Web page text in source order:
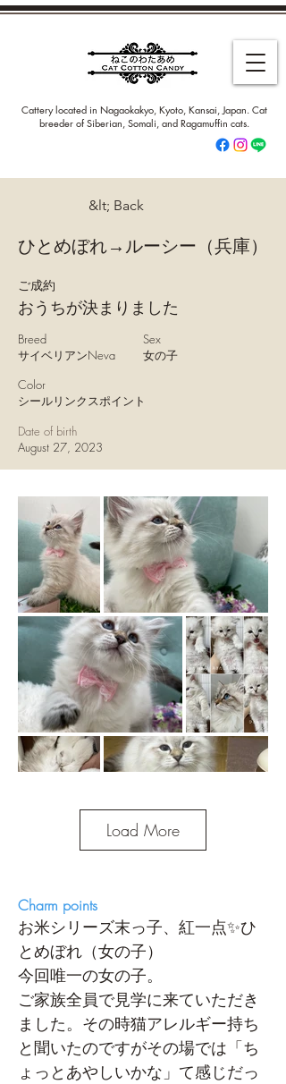
Cattery located in Nagaokakyo, Kyoto, Kansai, Japan. Cat
breeder of Siberian, Somali, and Ragamuffin cats.
&lt; Back
ひとめぼれ→ルーシー（兵庫）
ご成約
おうちが決まりました
Breed
Sex
サイベリアンNeva
女の子
Color
シールリンクスポイント
Date of birth
August 27, 2023
Load More
Charm points
お米シリーズ末っ子、紅一点✨ひ
とめぼれ（女の子）
今回唯一の女の子。
ご家族全員で見学に来ていただき
ました。その時猫アレルギー持ち
と聞いたのですがその場では「ち
ょっとあやしいかな」て感じだっ